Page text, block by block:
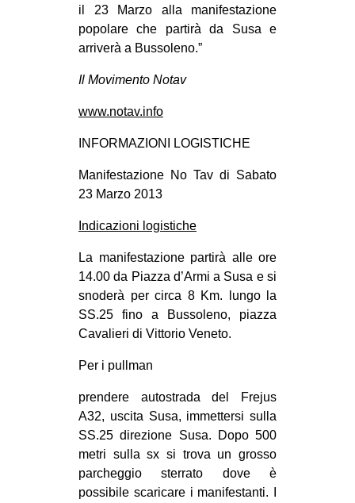
il 23 Marzo alla manifestazione
popolare che partirà da Susa e
arriverà a Bussoleno.”
Il Movimento Notav
www.notav.info
INFORMAZIONI LOGISTICHE
Manifestazione No Tav di Sabato
23 Marzo 2013
Indicazioni logistiche
La manifestazione partirà alle ore
14.00 da Piazza d’Armi a Susa e si
snoderà per circa 8 Km. lungo la
SS.25 fino a Bussoleno, piazza
Cavalieri di Vittorio Veneto.
Per i pullman
prendere autostrada del Frejus
A32, uscita Susa, immettersi sulla
SS.25 direzione Susa. Dopo 500
metri sulla sx si trova un grosso
parcheggio sterrato dove è
possibile scaricare i manifestanti. I